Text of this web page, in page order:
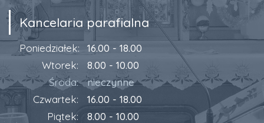
Kancelaria parafialna
Poniedziałek:
16.00 - 18.00
Wtorek:
8.00 - 10.00
Środa:
nieczynne
Czwartek:
16.00 - 18.00
Piątek:
8.00 - 10.00